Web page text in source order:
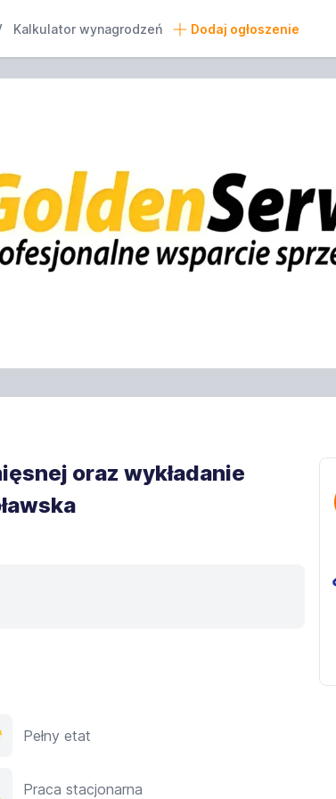
Kalkulator wynagrodzeń Dodaj ogłoszenie
oraz wykładanie
Pełny etat
Praca stacjonarna